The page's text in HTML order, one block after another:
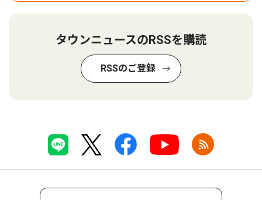
タウンニュースのRSSを購読
RSSのご登録